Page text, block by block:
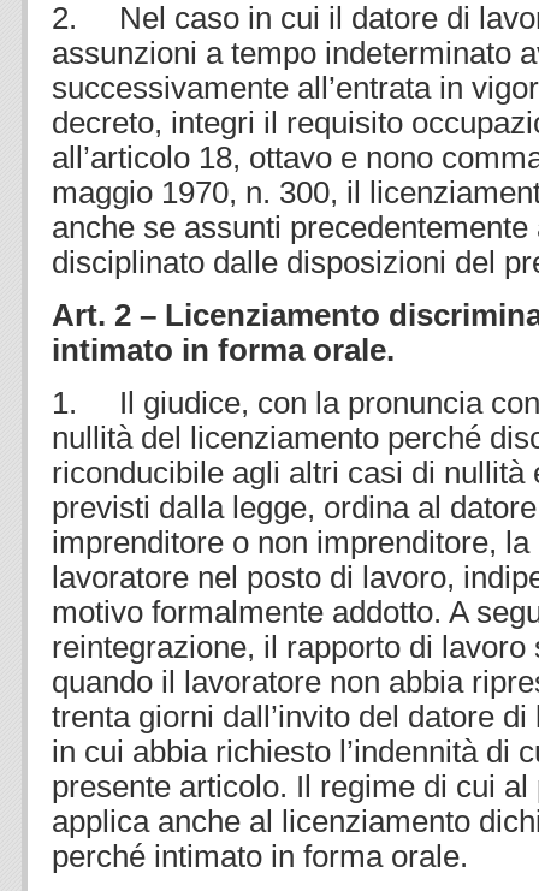
2. Nel caso in cui il datore di
assunzioni a tempo indeterminato
successivamente all’entrata in
decreto, integri il requisito
all’articolo 18, ottavo e nono
maggio 1970, n. 300, il
anche se assunti precedentemente
disciplinato dalle disposizioni del
Art. 2 – Licenziamento
intimato in forma orale.
1. Il giudice, con la pronuncia
nullità del licenziamento perché
riconducibile agli altri casi di nullità
previsti dalla legge, ordina al
imprenditore o non imprenditore,
lavoratore nel posto di lavoro,
motivo formalmente addotto. A
reintegrazione, il rapporto di lavoro
quando il lavoratore non abbia
trenta giorni dall’invito del datore
in cui abbia richiesto l’indennità di
presente articolo. Il regime di cui
applica anche al licenziamento
perché intimato in forma orale.